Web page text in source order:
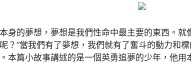
身的夢想，夢想是我們性命中最主要的東西。就
？”當我們有了夢想，我們就有了奮斗的動力和
本篇小故事講述的是一個英勇追夢的少年，他